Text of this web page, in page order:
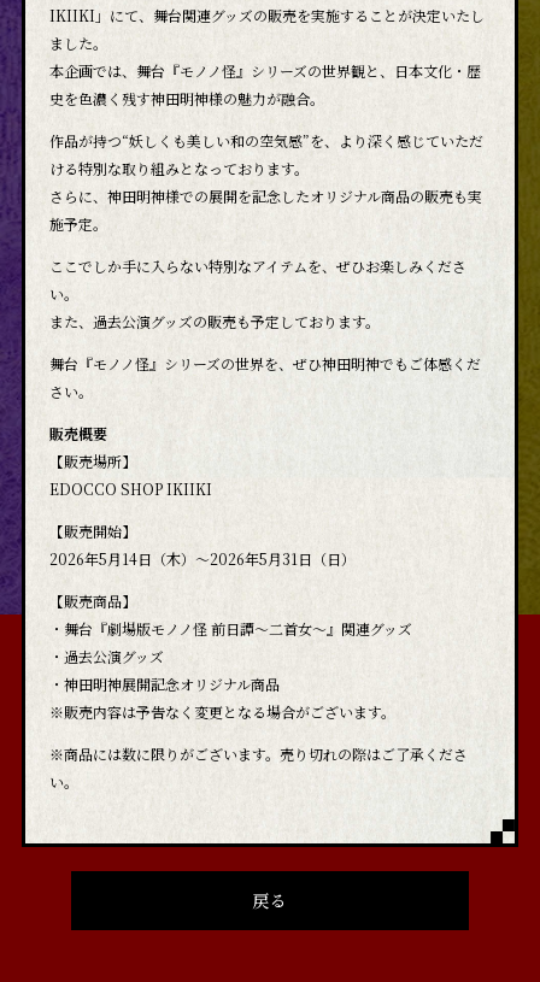
IKIIKI」にて、舞台関連グッズの販売を実施することが決定いたし
ました。
本企画では、舞台『モノノ怪』シリーズの世界観と、日本文化・歴
史を色濃く残す神田明神様の魅力が融合。
作品が持つ“妖しくも美しい和の空気感”を、より深く感じていただ
ける特別な取り組みとなっております。
さらに、神田明神様での展開を記念したオリジナル商品の販売も実
施予定。
ここでしか手に入らない特別なアイテムを、ぜひお楽しみくださ
い。
また、過去公演グッズの販売も予定しております。
舞台『モノノ怪』シリーズの世界を、ぜひ神田明神でもご体感くだ
さい。
販売概要
【販売場所】
EDOCCO SHOP IKIIKI
【販売開始】
2026年5月14日（木）～2026年5月31日（日）
【販売商品】
・舞台『劇場版モノノ怪 前日譚～二首女～』関連グッズ
・過去公演グッズ
・神田明神展開記念オリジナル商品
※販売内容は予告なく変更となる場合がございます。
※商品には数に限りがございます。売り切れの際はご了承くださ
い。
戻る